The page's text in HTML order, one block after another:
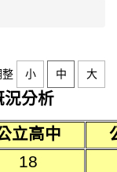
整 小 中 大
況分析
立高中
18